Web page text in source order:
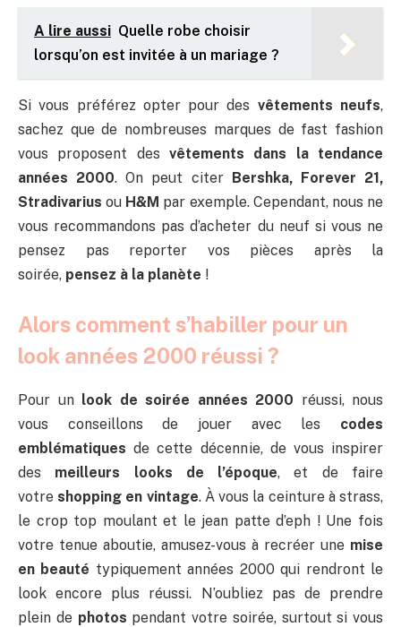
A lire aussi Quelle robe choisir
lorsqu’on est invitée à un mariage ?
Si vous préférez opter pour des vêtements neufs,
sachez que de nombreuses marques de fast fashion
vous proposent des vêtements dans la tendance
années 2000. On peut citer Bershka, Forever 21,
Stradivarius ou H&M par exemple. Cependant, nous ne
vous recommandons pas d’acheter du neuf si vous ne
pensez pas reporter vos pièces après la
soirée, pensez à la planète !
Alors comment s’habiller pour un
look années 2000 réussi ?
Pour un look de soirée années 2000 réussi, nous
vous conseillons de jouer avec les codes
emblématiques de cette décennie, de vous inspirer
des meilleurs looks de l’époque, et de faire
votreshopping en vintage. À vous la ceinture à strass,
le crop top moulant et le jean patte d’eph ! Une fois
votre tenue aboutie, amusez-vous à recréer une mise
en beauté typiquement années 2000 qui rendront le
look encore plus réussi. N’oubliez pas de prendre
plein de photos pendant votre soirée, surtout si vous